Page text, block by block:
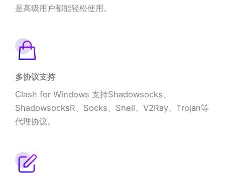
是高级用户都能轻松使用。
多协议支持
Clash for Windows 支持Shadowsocks、
ShadowsocksR、Socks、Snell、V2Ray、Trojan等
代理协议。